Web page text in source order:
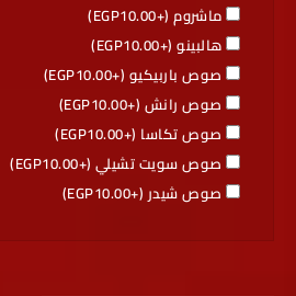
ماشروم (+
EGP10.00
)
هالبينو (+
EGP10.00
)
صوص باربيكيو (+
EGP10.00
)
صوص رانش (+
EGP10.00
)
صوص تكاسا (+
EGP10.00
)
صوص سويت تشيلي (+
EGP10.00
)
صوص شيدر (+
EGP10.00
)